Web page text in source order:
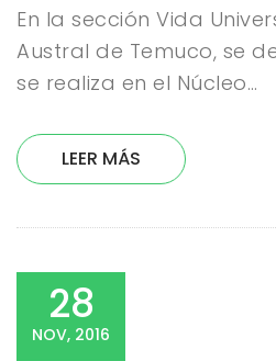
En la sección Vida
Austral de Temuco, se
se realiza en el Núcleo…
LEER MÁS
28
NOV, 2016